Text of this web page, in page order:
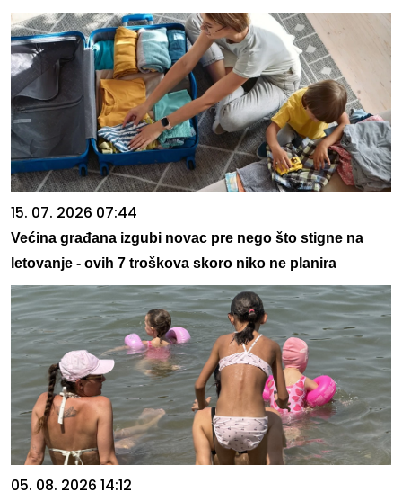
15. 07. 2026 07:44
Većina građana izgubi novac pre nego što stigne na
letovanje - ovih 7 troškova skoro niko ne planira
05. 08. 2026 14:12